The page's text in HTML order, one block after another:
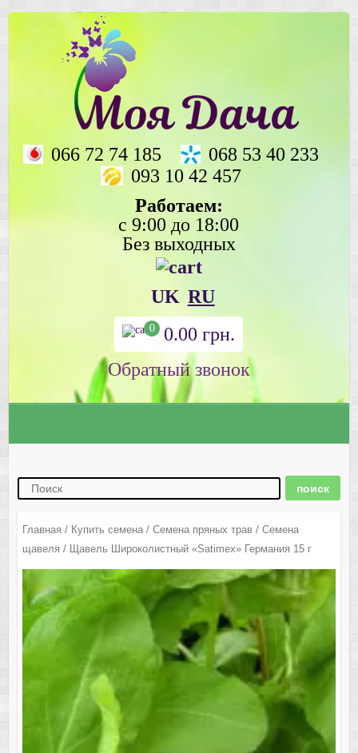
066 72 74 185
068 53 40 233
093 10 42 457
Работаем:
с 9:00 до 18:00
Без выходных
UK RU
0 0.00грн.
Главная / Купить семена/ Семена пряных трав/ Семена
щавеля / Щавель Широколистный «Satimex» Германия 15 г